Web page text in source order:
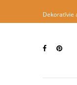
i
Dekoratīvie